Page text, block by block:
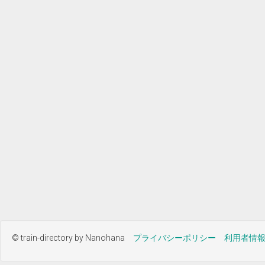
© train-directory by Nanohana プライバシーポリシー 利用者情